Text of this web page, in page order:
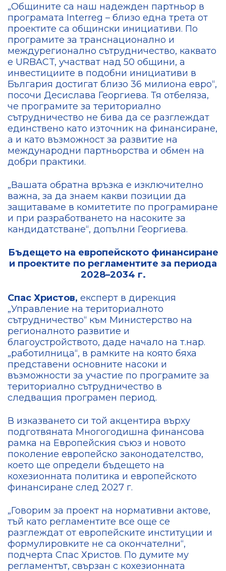
„Общините са наш надежден партньор в
програмата Interreg – близо една трета от
проектите са общински инициативи. По
програмите за транснационално и
междурегионално сътрудничество, каквато
е URBACT, участват над 50 общини, а
инвестициите в подобни инициативи в
България достигат близо 36 милиона евро“,
посочи Десислава Георгиева. Тя отбеляза,
че програмите за териториално
сътрудничество не бива да се разглеждат
единствено като източник на финансиране,
а и като възможност за развитие на
международни партньорства и обмен на
добри практики.
„Вашата обратна връзка е изключително
важна, за да знаем какви позиции да
защитаваме в комитетите по програмиране
и при разработването на насоките за
кандидатстване“, допълни Георгиева.
Бъдещето на европейското финансиране
и проектите по регламентите за периода
2028–2034 г.
Спас Христов, експерт в дирекция
„Управление на териториалното
сътрудничество“ към Министерство на
регионалното развитие и
благоустройството, даде начало на т.нар.
„работилница“, в рамките на която бяха
представени основните насоки и
възможности за участие по програмите за
териториално сътрудничество в
следващия програмен период.
В изказването си той акцентира върху
подготвяната Многогодишна финансова
рамка на Европейския съюз и новото
поколение европейско законодателство,
което ще определи бъдещето на
кохезионната политика и европейското
финансиране след 2027 г.
„Говорим за проект на нормативни актове,
тъй като регламентите все още се
разглеждат от европейските институции и
формулировките не са окончателни“,
подчерта Спас Христов. По думите му
регламентът, свързан с кохезионната